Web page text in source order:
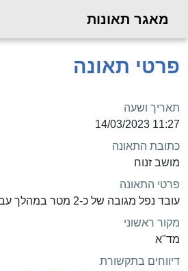
מאגר תאונות
פרטי תאונה
תאריך ושעה
11:27 14/03/2023
כתובת התאונה
מושב זנוח
פרטי התאונה
עובד נפל מגובה של כ-2 מטר במהלך עבודתו
מקור ראשוני
מד"א
דיווחים בתקשורת